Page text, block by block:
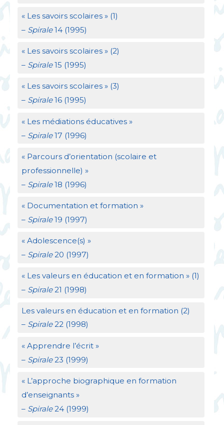
« Les savoirs scolaires » (1)
– Spirale14 (1995)
« Les savoirs scolaires » (2)
– Spirale15 (1995)
« Les savoirs scolaires » (3)
– Spirale16 (1995)
« Les médiations éducatives »
– Spirale17 (1996)
« Parcours d’orientation (scolaire et
professionnelle) »
– Spirale18 (1996)
« Documentation et formation »
– Spirale19 (1997)
« Adolescence(s) »
– Spirale20 (1997)
« Les valeurs en éducation et en formation » (1)
– Spirale21 (1998)
Les valeurs en éducation et en formation (2)
–Spirale22 (1998)
« Apprendre l’écrit »
– Spirale23 (1999)
« L’approche biographique en formation
d’enseignants »
– Spirale24 (1999)